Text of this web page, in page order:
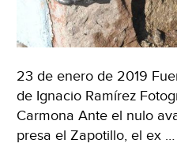
23 de enero de 2019
de Ignacio Ramírez
Carmona Ante el nulo
presa el Zapotillo, el ex …